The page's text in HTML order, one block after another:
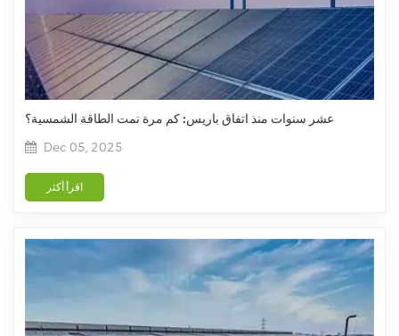
عشر سنوات منذ اتفاق باريس: كم مرة نمت الطاقة الشمسية؟
Dec 05, 2025
اقرأ أكثر